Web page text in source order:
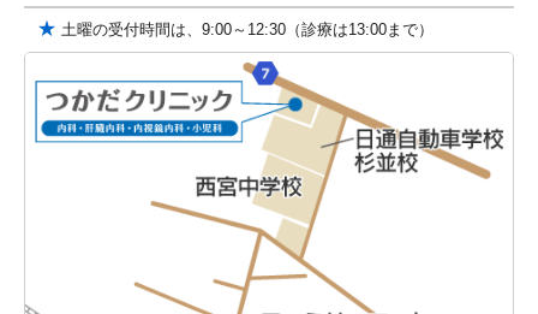
★ 土曜の受付時間は、9:00～12:30（診療は13:00まで）